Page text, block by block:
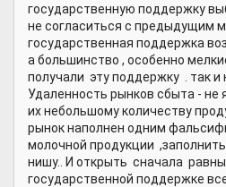
государственную поддержку
не согласиться с предыдущим
государственная поддержка
а большинство , особенно
получали эту поддержку . так и
Удаленность рынков сбыта - не
их небольшому количеству
рынок наполнен одним
молочной продукции
нишу.. И открыть сначала
государственной поддержке